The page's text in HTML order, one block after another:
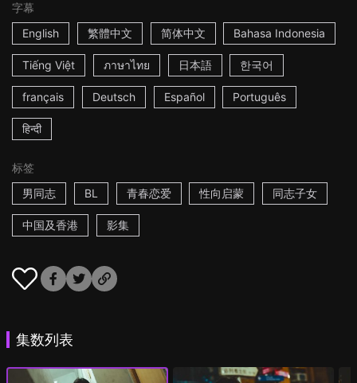
字幕
English
繁體中文 简体中文 Bahasa Indonesia
Tiếng Việt ภาษาไทย 日本語 한국어
français Deutsch Español Português
हिन्दी
标签
男同志
BL 青春恋爱 性向启蒙 同志子女
中国及香港 影集
集数列表